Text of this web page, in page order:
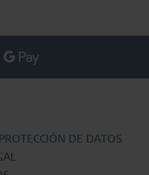
DE DATOS